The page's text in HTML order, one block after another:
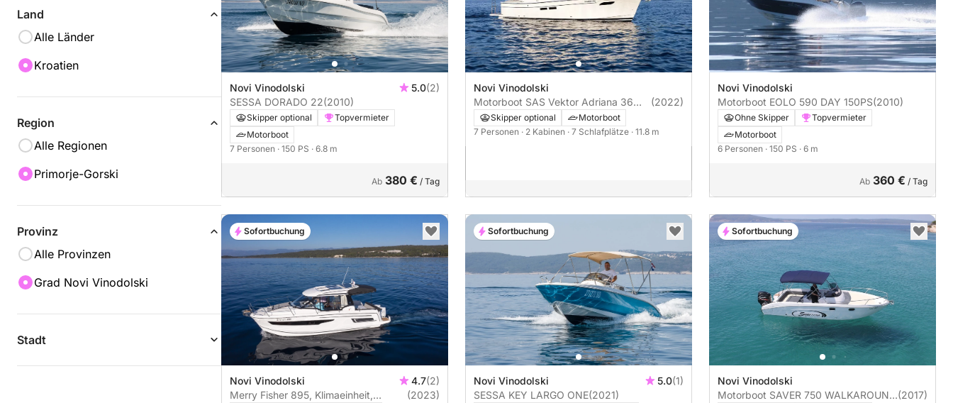
Land
Alle Länder
Kroatien
Region
Alle Regionen
Primorje-Gorski
Provinz
Alle Provinzen
Grad Novi Vinodolski
Stadt
Novi Vinodolski 5.0(2)
SESSA DORADO 22(2010)
Skipper optional
Topvermieter
Motorboot
7 Personen · 150 PS · 6.8 m
Ab 380 € / Tag
Novi Vinodolski
Motorboot SAS Vektor Adriana 36
540PS
(2022)
Skipper optional
Motorboot
7 Personen · 2 Kabinen · 7 Schlafplätze · 11.8 m
Novi Vinodolski
Motorboot EOLO 590 DAY 150PS(2010)
Ohne Skipper
Topvermieter
Motorboot
6 Personen · 150 PS · 6 m
Ab 360 € / Tag
Novi Vinodolski 4.7(2)
Merry Fisher 895, Klimaeinheit,
(2023)
Sofortbuchung
Novi Vinodolski 5.0(1)
SESSA KEY LARGO ONE(2021)
Sofortbuchung
Novi Vinodolski
Motorboot SAVER 750 WALKAROUND(2017)
Sofortbuchung